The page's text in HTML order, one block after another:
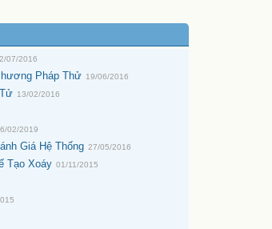
07/2016
Pháp Thử 19/06/2016
13/02/2016
02/2019
Giá Hệ Thống 27/05/2016
Tạo Xoáy 01/11/2015